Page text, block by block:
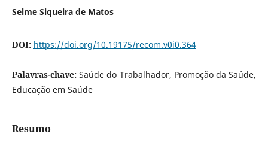
Selme Siqueira de Matos
DOI: https://doi.org/10.19175/recom.v0i0.364
Palavras-chave:Saúde do Trabalhador, Promoção da Saúde,
Educação em Saúde
Resumo